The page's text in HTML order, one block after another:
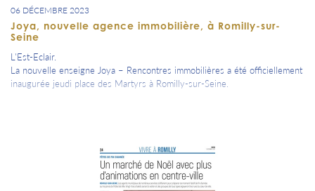
06 DÉCEMBRE 2023
Joya, nouvelle agence immobilière, à Romilly-sur-
Seine
L'Est-Eclair.
La nouvelle enseigne Joya – Rencontres immobilières a été officiellement
inaugurée jeudi place des Martyrs à Romilly-sur-Seine.